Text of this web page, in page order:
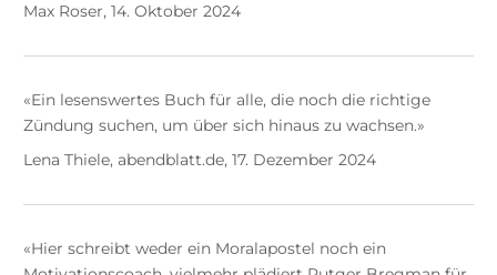
Max Roser, 14. Oktober 2024
«Ein lesenswertes Buch für alle, die noch die richtige
Zündung suchen, um über sich hinaus zu wachsen.»
Lena Thiele, abendblatt.de, 17. Dezember 2024
«Hier schreibt weder ein Moralapostel noch ein